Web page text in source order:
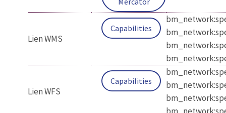
Lien WMS
Capabilities
Lien WFS
Capabilities